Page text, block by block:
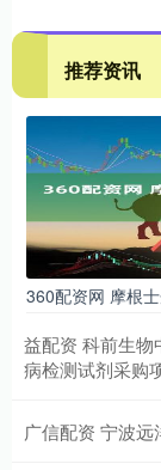
推荐资讯
360配资网 摩根
益配资 科前生物
病检测试剂采购
广信配资 宁波